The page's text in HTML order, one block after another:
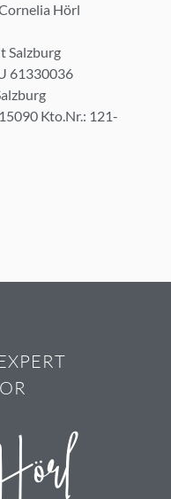
Hörl
Salzburg
61330036
Kto.Nr.: 121-